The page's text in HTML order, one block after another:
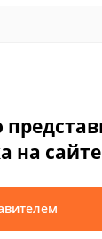
на сайте